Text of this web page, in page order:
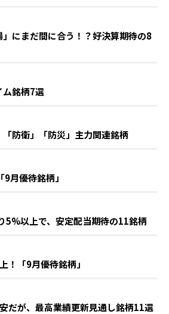
」にまだ間に合う！？好決算期待の8
ム銘柄7選
防衛」「防災」主力関連銘柄
月優待銘柄」
5%以上で、安定配当期待の11銘柄
！「9月優待銘柄」
だが、最高業績更新見通し銘柄11選